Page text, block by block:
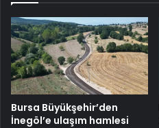
Bursa Büyükşehir’den
İnegöl’e ulaşım hamlesi